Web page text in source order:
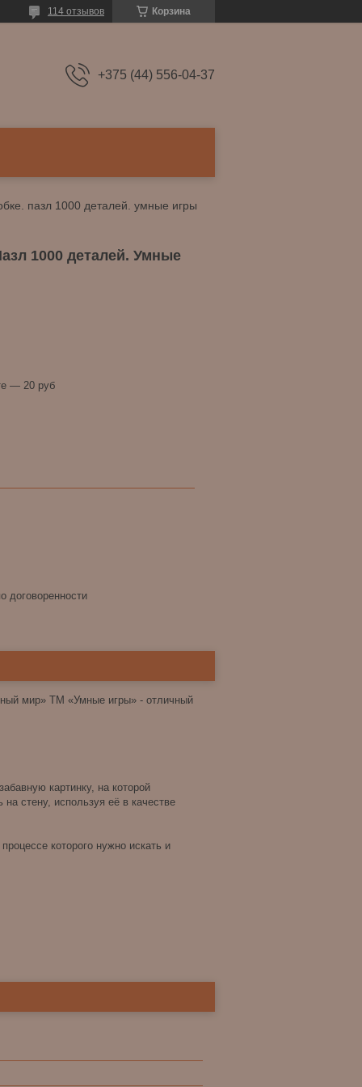
Корзина
114 отзывов
+375 (44) 556-04-37
пазл 1000 деталей. умные игры
1000 деталей. Умные
— 20 руб
договоренности
мир» ТМ «Умные игры» - отличный
картинку, на которой
стену, используя её в качестве
которого нужно искать и